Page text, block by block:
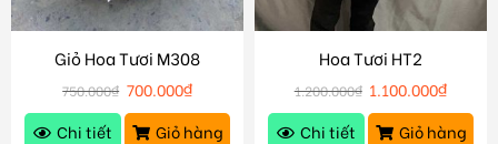
Giỏ Hoa Tươi M308
750.000₫ 700.000₫
Chi tiết
Giỏ hàng
Hoa Tươi HT2
1.200.000₫ 1.100.000₫
Chi tiết
Giỏ hàng